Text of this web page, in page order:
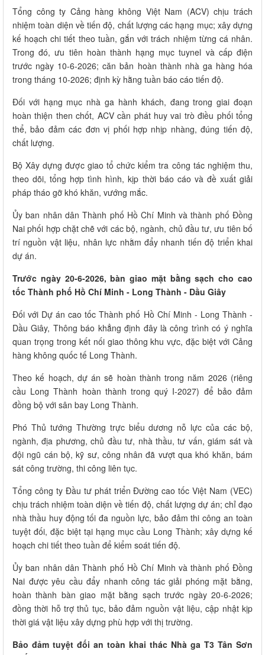
Tổng công ty Cảng hàng không Việt Nam (ACV) chịu trách
nhiệm toàn diện về tiến độ, chất lượng các hạng mục; xây dựng
kế hoạch chi tiết theo tuần, gắn với trách nhiệm từng cá nhân.
Trong đó, ưu tiên hoàn thành hạng mục tuynel và cấp điện
trước ngày 10-6-2026; căn bản hoàn thành nhà ga hàng hóa
trong tháng 10-2026; định kỳ hằng tuần báo cáo tiến độ.
Đối với hạng mục nhà ga hành khách, đang trong giai đoạn
hoàn thiện then chốt, ACV cần phát huy vai trò điều phối tổng
thể, bảo đảm các đơn vị phối hợp nhịp nhàng, đúng tiến độ,
chất lượng.
Bộ Xây dựng được giao tổ chức kiểm tra công tác nghiệm thu,
theo dõi, tổng hợp tình hình, kịp thời báo cáo và đề xuất giải
pháp tháo gỡ khó khăn, vướng mắc.
Ủy ban nhân dân Thành phố Hồ Chí Minh và thành phố Đồng
Nai phối hợp chặt chẽ với các bộ, ngành, chủ đầu tư, ưu tiên bố
trí nguồn vật liệu, nhân lực nhằm đẩy nhanh tiến độ triển khai
dự án.
Trước ngày 20-6-2026, bàn giao mặt bằng sạch cho cao
tốc Thành phố Hồ Chí Minh - Long Thành - Dầu Giây
Đối với Dự án cao tốc Thành phố Hồ Chí Minh - Long Thành -
Dầu Giây, Thông báo khẳng định đây là công trình có ý nghĩa
quan trọng trong kết nối giao thông khu vực, đặc biệt với Cảng
hàng không quốc tế Long Thành.
Theo kế hoạch, dự án sẽ hoàn thành trong năm 2026 (riêng
cầu Long Thành hoàn thành trong quý I-2027) để bảo đảm
đồng bộ với sân bay Long Thành.
Phó Thủ tướng Thường trực biểu dương nỗ lực của các bộ,
ngành, địa phương, chủ đầu tư, nhà thầu, tư vấn, giám sát và
đội ngũ cán bộ, kỹ sư, công nhân đã vượt qua khó khăn, bám
sát công trường, thi công liên tục.
Tổng công ty Đầu tư phát triển Đường cao tốc Việt Nam (VEC)
chịu trách nhiệm toàn diện về tiến độ, chất lượng dự án; chỉ đạo
nhà thầu huy động tối đa nguồn lực, bảo đảm thi công an toàn
tuyệt đối, đặc biệt tại hạng mục cầu Long Thành; xây dựng kế
hoạch chi tiết theo tuần để kiểm soát tiến độ.
Ủy ban nhân dân Thành phố Hồ Chí Minh và thành phố Đồng
Nai được yêu cầu đẩy nhanh công tác giải phóng mặt bằng,
hoàn thành bàn giao mặt bằng sạch trước ngày 20-6-2026;
đồng thời hỗ trợ thủ tục, bảo đảm nguồn vật liệu, cập nhật kịp
thời giá vật liệu xây dựng phù hợp với thị trường.
Bảo đảm tuyệt đối an toàn khai thác Nhà ga T3 Tân Sơn